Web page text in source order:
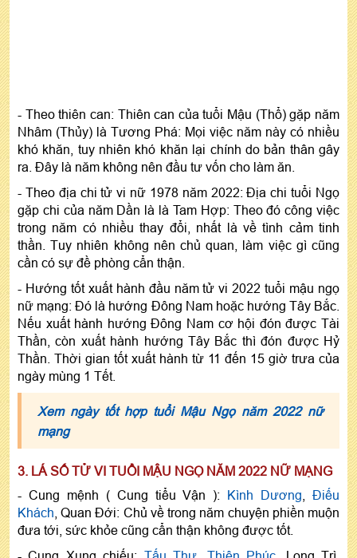
- Theo thiên can: Thiên can của tuổi Mậu (Thổ) gặp năm
Nhâm (Thủy) là Tương Phá: Mọi việc năm này có nhiều
khó khăn, tuy nhiên khó khăn lại chính do bản thân gây
ra. Đây là năm không nên đầu tư vốn cho làm ăn.
- Theo địa chitử vi nữ 1978 năm 2022: Địa chi tuổi Ngọ
gặp chi của năm Dần là là Tam Hợp: Theo đó công việc
trong năm có nhiều thay đổi, nhất là về tình cảm tinh
thần. Tuy nhiên không nên chủ quan, làm việc gì cũng
cần có sự đề phòng cẩn thận.
- Hướng tốt xuất hành đầu năm tử vi 2022 tuổi mậu ngọ
nữ mạng: Đó là hướng Đông Nam hoặc hướng Tây Bắc.
Nếu xuất hành hướng Đông Nam cơ hội đón được Tài
Thần, còn xuất hành hướng Tây Bắc thì đón được Hỷ
Thần. Thời gian tốt xuất hành từ 11 đến 15 giờ trưa của
ngày mùng 1 Tết.
Xem ngày tốt hợp tuổi Mậu Ngọ năm 2022 nữ
mạng
3. LÁ SỐ TỬ VI TUỔI MẬU NGỌ NĂM 2022 NỮ MẠNG
- Cung mệnh ( Cung tiểu Vận ): Kình Dương
Điếu
Khách , Quan Đới: Chủ về trong năm chuyện phiền muộn
đưa tới, sức khỏe cũng cẩn thận không được tốt.